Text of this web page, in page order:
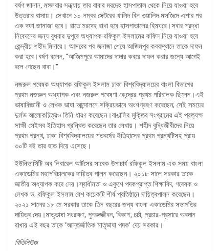
বর্ষণ জানান, মঙ্গলবার সন্ধ্যায় তার বাবার মরদেহ হাসপাতাল থেকে নিয়ে যাওয়া হবে
উত্তরার বাসায়। সেখানে ১০ নম্বর সেক্টরের খালিদ বিন ওয়ালিদ মসজিদে এশার পর
এক দফা জানাজা হবে। রাতে মরদেহ রাখা হবে হাসপাতালের হিমঘরে।সবার শ্রদ্ধা
নিবেদনের জন্য বুধবার দুপুরে অধ্যাপক রফিকুল ইসলামের কফিন নিয়ে যাওয়া হবে
কেন্দ্রীয় শহীদ মিনারে। আসরের পর জনাজা শেষে আজিমপুর কবরস্থানে তাকে দাফন
করা হবে।বর্ষণ বলেন, “আজিমপুরে আমাদের দাদার কবরে দাফন করার জন্যে আগেই
বলে গেছেন বাবা।”
নজরুল গবেষক অধ্যাপক রফিকুল ইসলাম ঢাকা বিশ্ববিদ্যালয়ের বাংলা বিভাগের
প্রথম নজরুল অধ্যাপক এবং নজরুল গবেষণা কেন্দ্রের প্রথম পরিচালক ছিলেন।এই
ভাষাবিজ্ঞানী ও লেখক ভাষা আন্দোলনে সক্রিয়ভাবে অংশগ্রহণ করেছেন; সেই সময়ের
দুর্লভ আলোকচিত্রও তিনি ধারণ করেছেন।বাঙালির মুক্তির সংগ্রামের এই প্রত্যক্ষ
সাক্ষী সেইসব ইতিহাস গ্রন্থিত করেছেন তার লেখায়। শহীদ বুদ্ধিজীবীদের নিয়ে
প্রথম গ্রন্থ, ঢাকা বিশ্ববিদ্যালয়ের শতবর্ষের ইতিহাসের প্রথম গ্রন্থটিসহ প্রায়
৩০টি বই তার হাত দিয়ে এসেছে।
ইউনিভার্সিটি অব লিবারেল আর্টসের সাবেক উপাচার্য রফিকুল ইসলাম এক সময় বাংলা
একাডেমির মহাপরিচালকের দায়িত্ব পালন করেছেন। ২০১৮ সালে সরকার তাকে
জাতীয় অধ্যাপক করে নেয়।স্বাধীনতা ও একুশে পদকপ্রাপ্ত শিক্ষাবিদ, গবেষক ও
লেখক ড. রফিকুল ইসলাম বেশ কয়েকটি শীর্ষ প্রতিষ্ঠানে দায়িত্বপালন করেছেন।
২০২১ সালের ১৮ মে সরকার তাকে তিন বছরের জন্য বাংলা একাডেমির সভাপতির
দায়িত্ব দেয়।মাতৃভাষা সংরক্ষণ, পুনরুজ্জীবন, বিকাশ, চর্চা, প্রচার-প্রসারে অবদান
রাখায় এই বছর তাকে ‘আন্তর্জাতিক মাতৃভাষা পদক’ দেয় সরকার।
বিডিনিউজ